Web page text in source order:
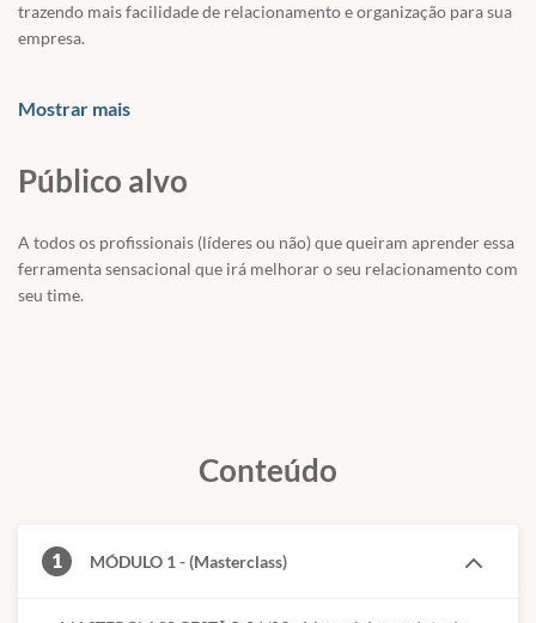
trazendo mais facilidade de relacionamento e organização para sua
empresa.
Mostrar mais
Público alvo
A todos os profissionais (líderes ou não) que queiram aprender essa
ferramenta sensacional que irá melhorar o seu relacionamento com
seu time.
Conteúdo
1 MÓDULO 1 - (Masterclass)